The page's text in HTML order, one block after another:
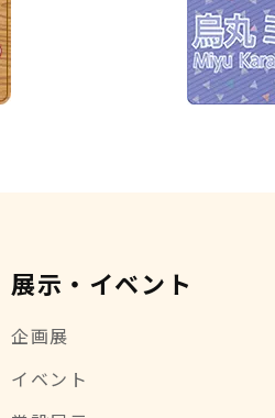
展示・イベント
企画展
イベント